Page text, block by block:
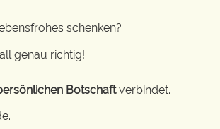
schenken?
genau richtig!
Botschaftverbindet.